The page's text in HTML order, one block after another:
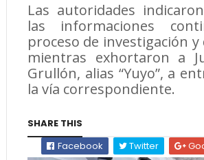
Las autoridades
las informaciones
proceso de investigación
mientras exhortaron a
Grullón, alias “Yuyo”, a
la vía correspondiente.
SHARE THIS
Facebook
Twitter